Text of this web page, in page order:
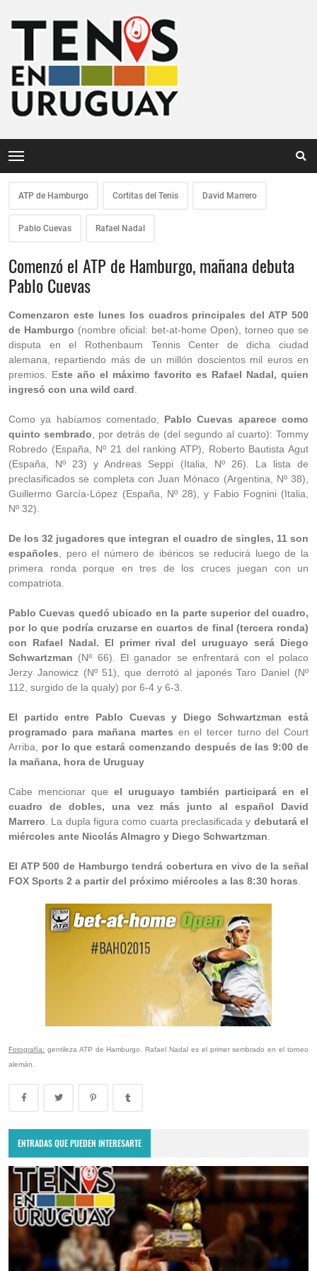
ATP de Hamburgo Cortitas del Tenis David Marrero
Pablo Cuevas Rafael Nadal
Comenzó el ATP de Hamburgo, mañana debuta
Pablo Cuevas
Comenzaron este lunes los cuadros principales del ATP 500
de Hamburgo (nombre oficial: bet-at-home Open), torneo que se
disputa en el Rothenbaum Tennis Center de dicha ciudad
alemana, repartiendo más de un millón doscientos mil euros en
premios. Este año el máximo favorito es Rafael Nadal, quien
ingresó con una wild card
Como ya habíamos comentado, Pablo Cuevas aparece como
quinto sembrado , por detrás de (del segundo al cuarto): Tommy
Robredo (España, Nº 21 del ranking ATP), Roberto Bautista Agut
(España, Nº 23) y Andreas Seppi (Italia, Nº 26). La lista de
preclasificados se completa con Juan Mónaco (Argentina, Nº 38),
Guillermo García-López (España, Nº 28), y Fabio Fognini (Italia,
Nº 32).
De los 32 jugadores que integran el cuadro de singles, 11 son
españoles , pero el número de ibéricos se reducirá luego de la
primera ronda porque en tres de los cruces juegan con un
compatriota.
Pablo Cuevas quedó ubicado en la parte superior del cuadro,
por lo que podría cruzarse en cuartos de final (tercera ronda)
con Rafael Nadal. El primer rival del uruguayo será Diego
Schwartzman (Nº 66). El ganador se enfrentará con el polaco
Jerzy Janowicz (Nº 51), que derrotó al japonés Taro Daniel (Nº
112, surgido de la qualy) por 6-4 y 6-3.
El partido entre Pablo Cuevas y Diego Schwartzman está
programado para mañana martes en el tercer turno del Court
Arriba, por lo que estará comenzando después de las 9:00 de
la mañana, hora de Uruguay
Cabe mencionar que el uruguayo también participará en el
cuadro de dobles, una vez más junto al español David
Marrero . La dupla figura como cuarta preclasificada y debutará el
miércoles ante Nicolás Almagro y Diego Schwartzman
El ATP 500 de Hamburgo tendrá cobertura en vivo de la señal
FOX Sports 2 a partir del próximo miércoles a las 8:30 horas
Fotografía: gentileza ATP de Hamburgo. Rafael Nadal es el primer sembrado en el torneo
alemán.
ENTRADAS QUE PUEDEN INTERESARTE